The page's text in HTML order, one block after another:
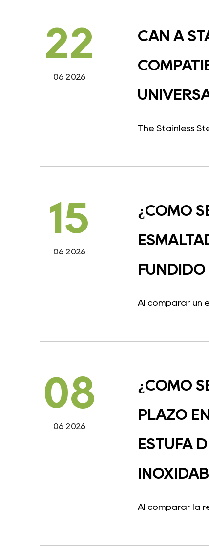
22
06 2026
CAN A
The Stainless
15
06 2026
¿CÓMO
Al comparar un
08
06 2026
¿CÓMO
PLAZO
ESTUFA
Al comparar la